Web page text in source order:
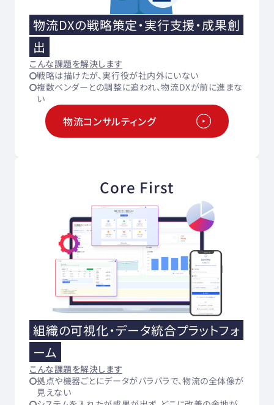
物流DXの戦略策定・実行支援・成果創
出
こんな課題を解決します
戦略は描けたが、実行役が社内外にいない
複数ベンダーとの調整に追われ、物流DXが前に進まな
い
物流コンサルティング
Core First
組織の可視化・データ統合プラットフォ
ーム
こんな課題を解決します
拠点や機器ごとにデータがバラバラで、物流の全体像が
見えない